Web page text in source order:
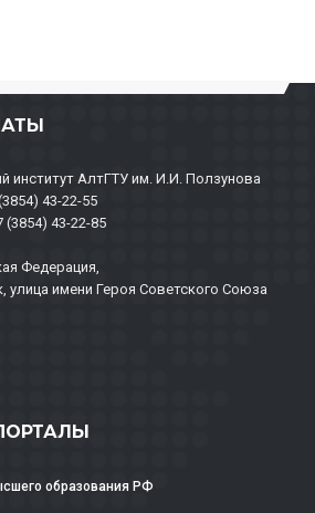
институт АлтГТУ им. И.И. Ползунова
43-22-55
43-22-85
Федерация,
улица имени Героя Советского Союза
образования РФ